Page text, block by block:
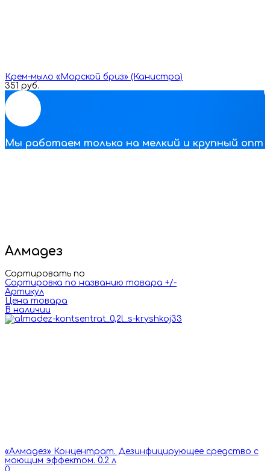
Крем-мыло «Морской бриз» (Канистра)
351 руб.
Мы работаем только на мелкий и крупный опт
Алмадез
Сортировать по
Сортировка по названию товара +/-
Артикул
Цена товара
В наличии
«Алмадез» Концентрат. Дезинфицирующее средство с
моющим эффектом. 0.2 л